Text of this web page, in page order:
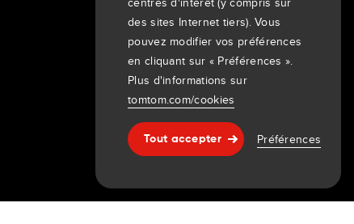
Aide & support
Entreprise
Newsroom
Événements
Communiqués de presse
Investisseurs
7th item
Routing
des sites Internet tiers). Vous
pouvez modifier vos préférences
en cliquant sur « Préférences ».
Plus d'informations sur
tomtom.com/cookies
Tout accepter Préférences